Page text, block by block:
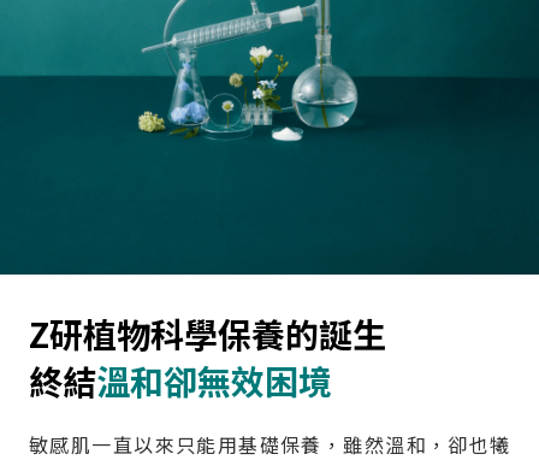
Z研植物科學保養的誕生
終結溫和卻無效困境
敏感肌一直以來只能用基礎保養，雖然溫和，卻也犧